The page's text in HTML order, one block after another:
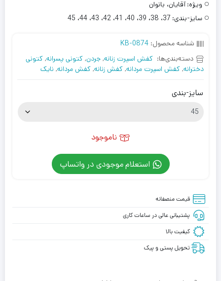
ویژه: آقایان، بانوان
سایز-بندی: 37، 38، 39، 40، 41، 42، 43، 44، 45
شناسه محصول: KB-0874
دسته‌بندی‌ها: کفش اسپرت زنانه, جردن, کتونی پسرانه, کتونی
دخترانه, کفش اسپرت مردانه, کفش زنانه, کفش مردانه, نایک
سایز-بندی
ناموجود
استعلام موجودی در واتساپ
قیمت منصفانه
پشتیبانی عالی در ساعات کاری
کیفیت بالا
تحویل پستی و پیک